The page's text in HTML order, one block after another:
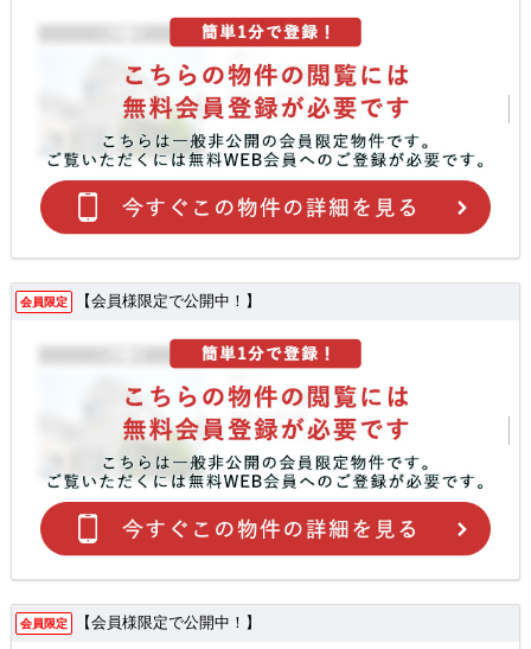
会員限定 【会員様限定で公開中！】
会員限定 【会員様限定で公開中！】